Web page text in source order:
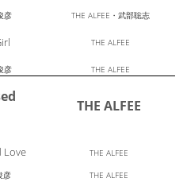
彦
THE ALFEE・武部聡志
THE ALFEE
彦 THE ALFEE
THE ALFEE
Love THE ALFEE
彦 THE ALFEE